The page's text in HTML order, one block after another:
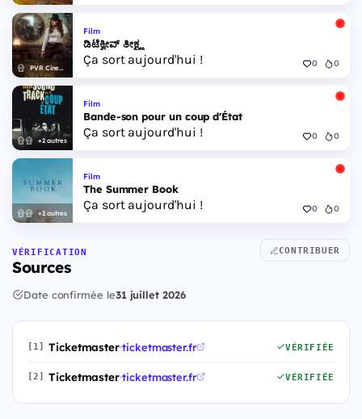
PVR Cinemas
Film
ಡಿಟೆಕ್ವೀವ್ ತೀಕ್ಷ್ಣ
Ça sort aujourd'hui ! 0 0
+2 autres
Film
Bande-son pour un coup d'État
Ça sort aujourd'hui ! 0 0
+2 autres
Film
The Summer Book
Ça sort aujourd'hui ! 0 0
VÉRIFICATION
Sources
CONTRIBUER
Date confirmée le31 juillet 2026
[1] Ticketmaster·ticketmaster.fr VÉRIFIÉE
[2] Ticketmaster·ticketmaster.fr VÉRIFIÉE